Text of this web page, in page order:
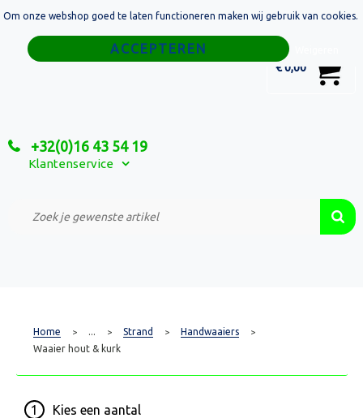
€ 0,00
+32(0)16 43 54 19
Klantenservice
Home
Relatiegeschenken
Custom Made Projecten
Home > ... > Strand > Handwaaiers >
Waaier hout & kurk
1 Kies een aantal
Om onze webshop goed te laten functioneren maken wij gebruik van cookies.